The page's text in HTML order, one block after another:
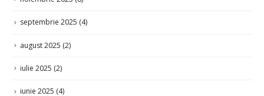
septembrie 2025 (4)
august 2025 (2)
iulie 2025 (2)
iunie 2025 (4)